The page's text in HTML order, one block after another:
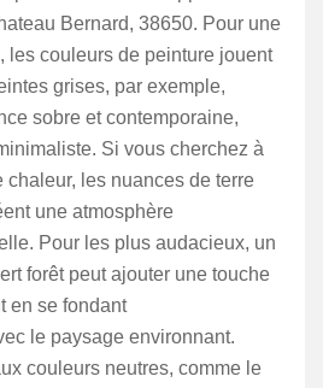
Bernard, 38650. Pour une
les couleurs de peinture jouent
grises, par exemple,
sobre et contemporaine,
Si vous cherchez à
chaleur, les nuances de terre
une atmosphère
Pour les plus audacieux, un
forêt peut ajouter une touche
en se fondant
le paysage environnant.
couleurs neutres, comme le